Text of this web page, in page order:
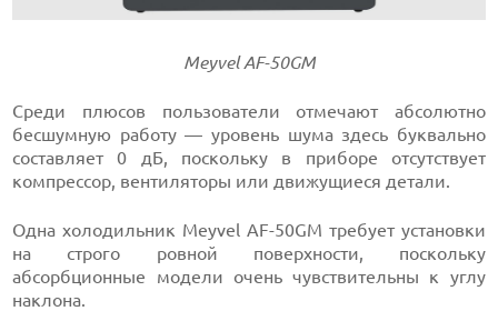
Meyvel AF-50GM
Среди плюсов пользователи отмечают абсолютно
бесшумную работу — уровень шума здесь буквально
составляет 0 дБ, поскольку в приборе отсутствует
компрессор, вентиляторы или движущиеся детали.
Одна холодильник Meyvel AF-50GM требует установки
на строго ровной поверхности, поскольку
абсорбционные модели очень чувствительны к углу
наклона.